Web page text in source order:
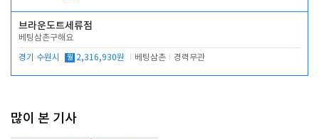
브라운도트세류점
베팅삼촌구해요
경기 수원시 월 2,316,930원 베팅삼촌 경력무관
많이 본 기사